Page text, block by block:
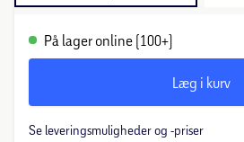
På lager online (100+)
Læg i kurv
Se leveringsmuligheder og -priser